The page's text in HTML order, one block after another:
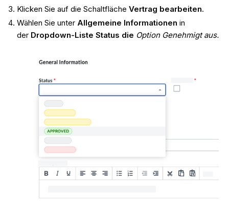
Klicken Sie auf die Schaltfläche Vertrag bearbeiten.
Wählen Sie unter Allgemeine Informationen in
der Dropdown-Liste Status die Option Genehmigt aus.